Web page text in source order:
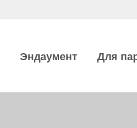
Эндаумент Для